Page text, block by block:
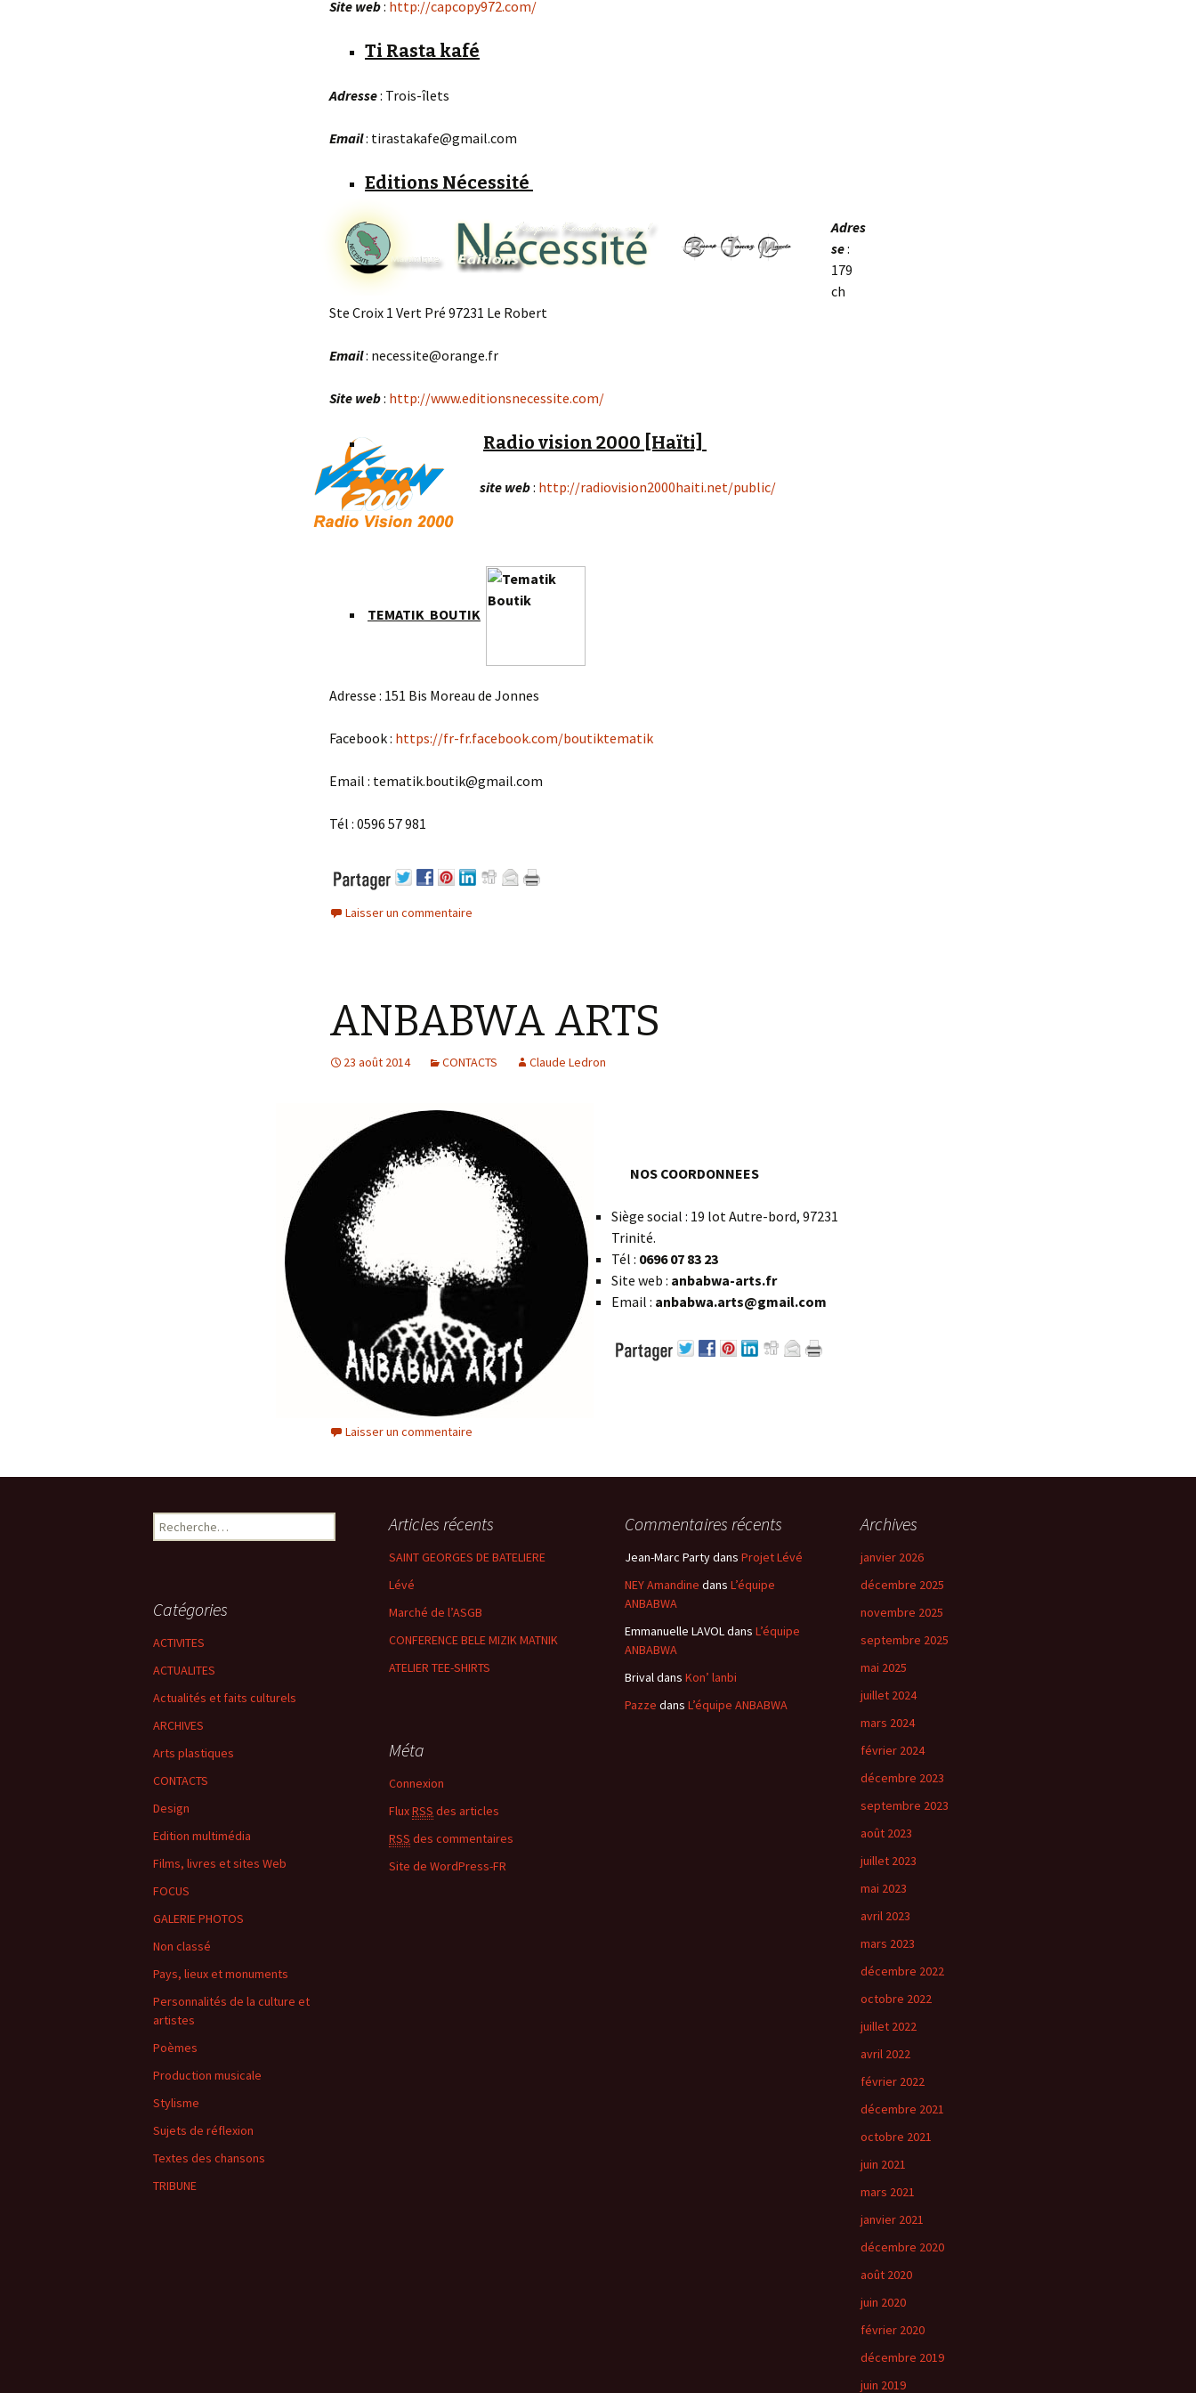
ANBABWA à la maison de
janvier 2015.
ANBABWA ARTS fait le
buzz…
ANBABWA ARTS au
Martinique Jazz festival
7 septembre 2014
ANBABWA ARTS au
« Biguine jazz festival »
Site web: http://capcopy972.com/
Ti Rasta kafé
Adresse: Trois-îlets
Email: tirastakafe@gmail.com
Editions Nécessité
Adres
se:
179
ch
Ste Croix 1 Vert Pré 97231 Le Robert
Email: necessite@orange.fr
Site web: http://www.editionsnecessite.com/
Radio vision 2000 [Haïti]
site web: http://radiovision2000haiti.net/public/
TEMATIK BOUTIK
Adresse : 151 Bis Moreau de Jonnes
Facebook : https://fr-fr.facebook.com/boutiktematik
Email : tematik.boutik@gmail.com
Tél : 0596 57 981
Laisser un commentaire
ANBABWA ARTS
23 août 2014 CONTACTS Claude Ledron
NOS COORDONNEES
Siège social : 19 lot Autre-bord, 97231
Trinité.
Tél : 0696 07 83 23
Site web : anbabwa-arts.fr
Email : anbabwa.arts@gmail.com
Laisser un commentaire
Rechercher : Articles récents
SAINT GEORGES DE BATELIERE
Lévé
Marché de l’ASGB
CONFERENCE BELE MIZIK MATNIK
ATELIER TEE-SHIRTS
Commentaires récents
Jean-Marc Partydans Projet Lévé
NEY Amandine dans L’équipe
ANBABWA
Emmanuelle LAVOLdans L’équipe
ANBABWA
Brivaldans Kon’ lanbi
Pazze dans L’équipe ANBABWA
Archives
janvier 2026
décembre 2025
novembre 2025
septembre 2025
mai 2025
juillet 2024
mars 2024
février 2024
décembre 2023
septembre 2023
août 2023
juillet 2023
mai 2023
avril 2023
mars 2023
décembre 2022
octobre 2022
juillet 2022
avril 2022
février 2022
décembre 2021
octobre 2021
juin 2021
mars 2021
janvier 2021
décembre 2020
août 2020
juin 2020
février 2020
décembre 2019
juin 2019
Catégories
ACTIVITES
ACTUALITES
Actualités et faits culturels
ARCHIVES
Arts plastiques
CONTACTS
Design
Edition multimédia
Films, livres et sites Web
FOCUS
GALERIE PHOTOS
Non classé
Pays, lieux et monuments
Personnalités de la culture et
artistes
Poèmes
Production musicale
Stylisme
Sujets de réflexion
Textes des chansons
TRIBUNE
Méta
Connexion
FluxRSS des articles
RSS des commentaires
Site de WordPress-FR